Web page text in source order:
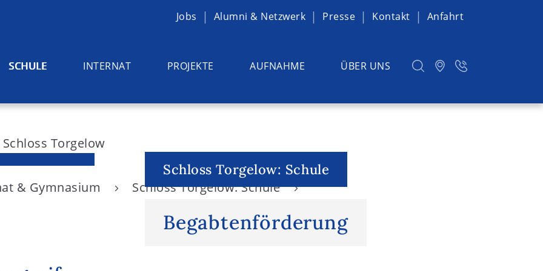
Jobs Alumni & Netzwerk Presse Kontakt Anfahrt
SCHULE INTERNAT PROJEKTE AUFNAHME ÜBER UNS
Schloss Torgelow: Schule
Begabtenförderung
& Gymnasium
Schloss Torgelow: Schule